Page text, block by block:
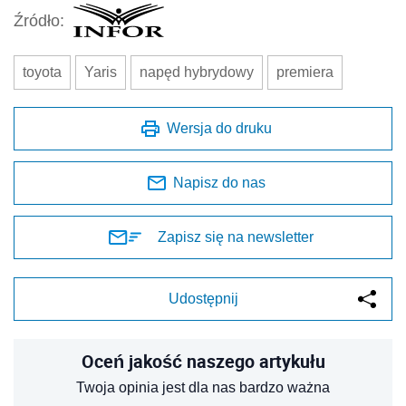
Źródło:
toyota Yaris napęd hybrydowy premiera
Wersja do druku
Napisz do nas
Zapisz się na newsletter
Udostępnij
Oceń jakość naszego artykułu
Twoja opinia jest dla nas bardzo ważna